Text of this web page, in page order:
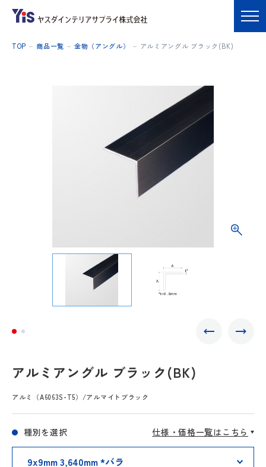
TOP 商品一覧 金物（アングル） アルミアングル ブラック(BK)
アルミアングル ブラック(BK)
アルミ（A6063S-T5）/アルマイトブラック
仕様・価格一覧はこちら
種別を選択